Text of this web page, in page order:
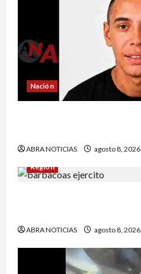
Nación
ABRA NOTICIAS
agosto 8, 2026
Región
ABRA NOTICIAS agosto 8, 2026